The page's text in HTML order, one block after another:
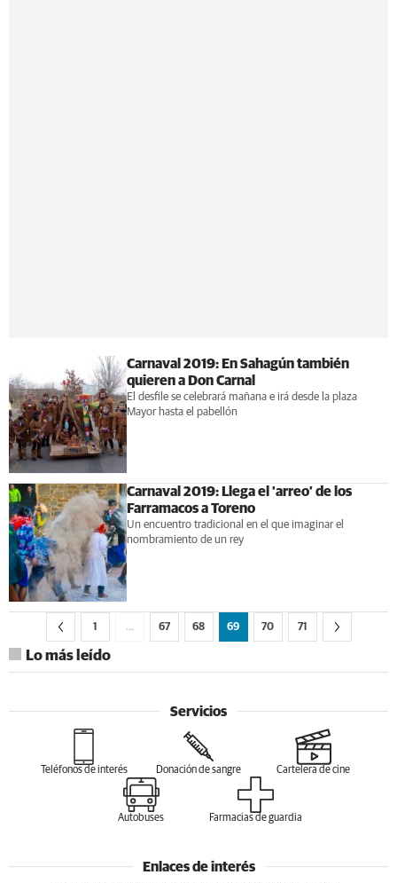
Carnaval 2019: En Sahagún también
quieren a Don Carnal
El desfile se celebrará mañana e irá desde la plaza
Mayor hasta el pabellón
Carnaval 2019: Llega el ‘arreo’ de los
Farramacos a Toreno
Un encuentro tradicional en el que imaginar el
nombramiento de un rey
1 … 67 68 69 70 71
Lo más leído
Servicios
Teléfonos de interés Donación de sangre Cartelera de cine
Autobuses Farmacias de guardia
Enlaces de interés